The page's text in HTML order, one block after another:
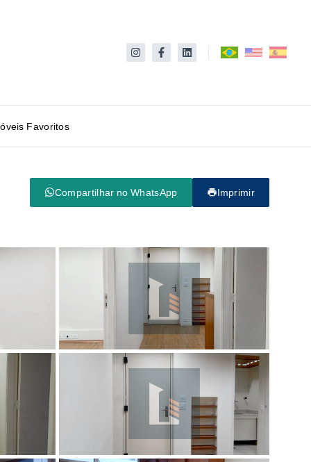
Favoritos
Compartilhar no WhatsApp Imprimir